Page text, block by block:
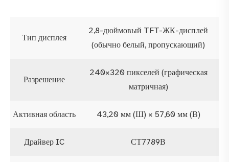
Тип дисплея
2,8-дюймовый TFT-ЖК-дисплей
(обычно белый, пропускающий)
Разрешение
240×320 пикселей (графическая
матричная)
Активная область 43,20 мм (Ш) × 57,60 мм (В)
Драйвер IC СТ7789В